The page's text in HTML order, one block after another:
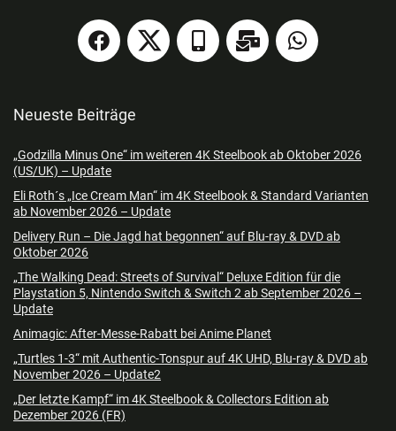
Neueste Beiträge
„Godzilla Minus One“ im weiteren 4K Steelbook ab Oktober 2026
(US/UK) – Update
Eli Roth´s „Ice Cream Man“ im 4K Steelbook & Standard Varianten
ab November 2026 – Update
Delivery Run – Die Jagd hat begonnen“ auf Blu-ray & DVD ab
Oktober 2026
„The Walking Dead: Streets of Survival“ Deluxe Edition für die
Playstation 5, Nintendo Switch & Switch 2 ab September 2026 –
Update
Animagic: After-Messe-Rabatt bei Anime Planet
„Turtles 1-3“ mit Authentic-Tonspur auf 4K UHD, Blu-ray & DVD ab
November 2026 – Update2
„Der letzte Kampf“ im 4K Steelbook & Collectors Edition ab
Dezember 2026 (FR)